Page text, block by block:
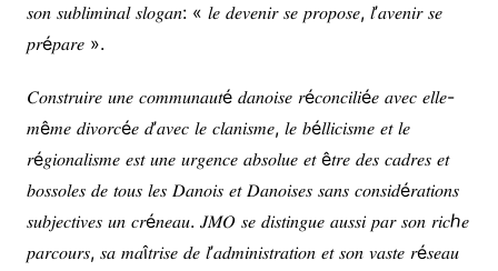
𝑠𝑜𝑛 𝑠𝑢𝑏𝑙𝑖𝑚𝑖𝑛𝑎𝑙 𝑠𝑙𝑜𝑔𝑎𝑛: « 𝑙𝑒 𝑑𝑒𝑣𝑒𝑛𝑖𝑟 𝑠𝑒 𝑝𝑟𝑜𝑝𝑜𝑠𝑒, 𝑙’𝑎𝑣𝑒𝑛𝑖𝑟 𝑠𝑒
𝑝𝑟é𝑝𝑎𝑟𝑒 ».
𝐶𝑜𝑛𝑠𝑡𝑟𝑢𝑖𝑟𝑒 𝑢𝑛𝑒 𝑐𝑜𝑚𝑚𝑢𝑛𝑎𝑢𝑡é 𝑑𝑎𝑛𝑜𝑖𝑠𝑒 𝑟é𝑐𝑜𝑛𝑐𝑖𝑙𝑖é𝑒 𝑎𝑣𝑒𝑐 𝑒𝑙𝑙𝑒-
𝑚ê𝑚𝑒 𝑑𝑖𝑣𝑜𝑟𝑐é𝑒 𝑑’𝑎𝑣𝑒𝑐 𝑙𝑒 𝑐𝑙𝑎𝑛𝑖𝑠𝑚𝑒, 𝑙𝑒 𝑏é𝑙𝑙𝑖𝑐𝑖𝑠𝑚𝑒 𝑒𝑡 𝑙𝑒
𝑟é𝑔𝑖𝑜𝑛𝑎𝑙𝑖𝑠𝑚𝑒 𝑒𝑠𝑡 𝑢𝑛𝑒 𝑢𝑟𝑔𝑒𝑛𝑐𝑒 𝑎𝑏𝑠𝑜𝑙𝑢𝑒 𝑒𝑡 ê𝑡𝑟𝑒 𝑑𝑒𝑠 𝑐𝑎𝑑𝑟𝑒𝑠 𝑒𝑡
𝑏𝑜𝑠𝑠𝑜𝑙𝑒𝑠 𝑑𝑒 𝑡𝑜𝑢𝑠 𝑙𝑒𝑠 𝐷𝑎𝑛𝑜𝑖𝑠 𝑒𝑡 𝐷𝑎𝑛𝑜𝑖𝑠𝑒𝑠 𝑠𝑎𝑛𝑠 𝑐𝑜𝑛𝑠𝑖𝑑é𝑟𝑎𝑡𝑖𝑜𝑛𝑠
𝑠𝑢𝑏𝑗𝑒𝑐𝑡𝑖𝑣𝑒𝑠 𝑢𝑛 𝑐𝑟é𝑛𝑒𝑎𝑢. 𝐽𝑀𝑂 𝑠𝑒 𝑑𝑖𝑠𝑡𝑖𝑛𝑔𝑢𝑒 𝑎𝑢𝑠𝑠𝑖 𝑝𝑎𝑟 𝑠𝑜𝑛 𝑟𝑖𝑐ℎ𝑒
𝑝𝑎𝑟𝑐𝑜𝑢𝑟𝑠, 𝑠𝑎 𝑚𝑎î𝑡𝑟𝑖𝑠𝑒 𝑑𝑒 𝑙’𝑎𝑑𝑚𝑖𝑛𝑖𝑠𝑡𝑟𝑎𝑡𝑖𝑜𝑛 𝑒𝑡 𝑠𝑜𝑛 𝑣𝑎𝑠𝑡𝑒 𝑟é𝑠𝑒𝑎𝑢